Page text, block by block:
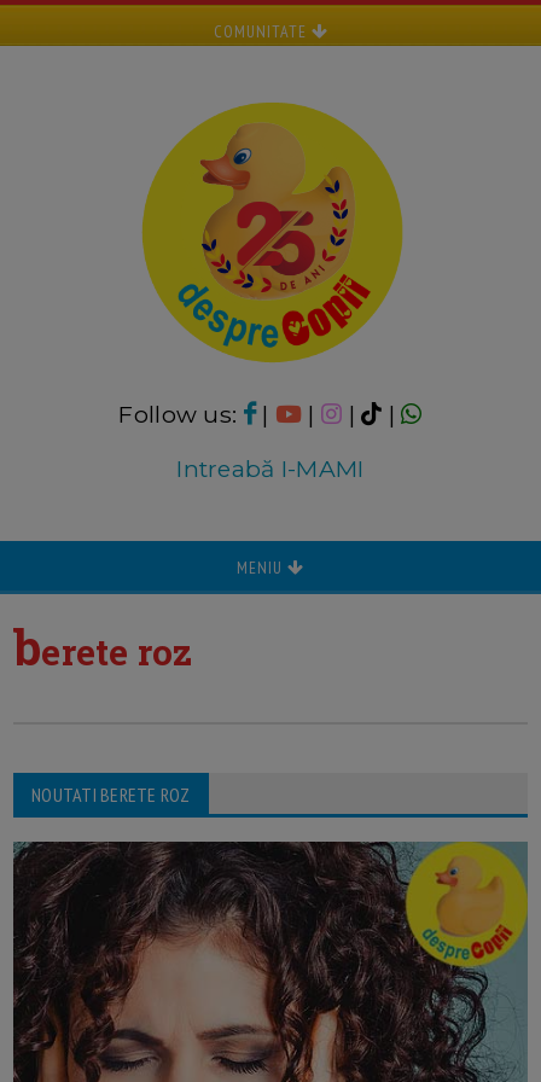
COMUNITATE
Follow us: | | |
|
Intreabă I-MAMI
MENIU
berete roz
NOUTATI BERETE ROZ